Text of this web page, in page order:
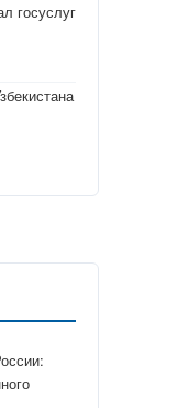
госуслуг